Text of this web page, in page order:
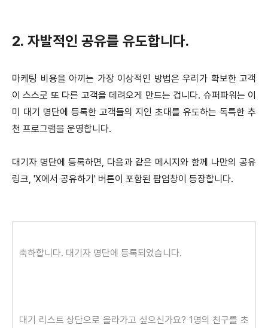
2. 자발적인 공유를 유도합니다.
마케팅 비용을 아끼는 가장 이상적인 방법은 우리가 확보한 고객
이 스스로 또 다른 고객을 데려오게 만드는 겁니다. 슈퍼파워는 이
미 대기 명단에 등록한 고객들의 지인 초대를 유도하는 독특한 추
천 프로그램을 운영합니다.
대기자 명단에 등록하면, 다음과 같은 메시지와 함께 나만의 공유
링크, 'X에서 공유하기' 버튼이 포함된 팝업창이 등장합니다.
축하합니다. 대기자 명단에 등록되었습니다.
대기 리스트 상단으로 올라가고 싶으신가요? 1명의 친구를 초